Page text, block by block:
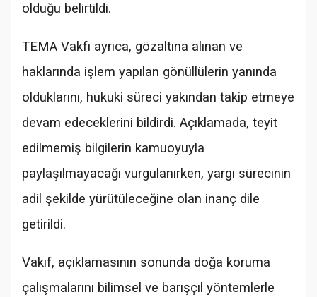
olduğu belirtildi.
TEMA Vakfı ayrıca, gözaltına alınan ve
haklarında işlem yapılan gönüllülerin yanında
olduklarını, hukuki süreci yakından takip etmeye
devam edeceklerini bildirdi. Açıklamada, teyit
edilmemiş bilgilerin kamuoyuyla
paylaşılmayacağı vurgulanırken, yargı sürecinin
adil şekilde yürütüleceğine olan inanç dile
getirildi.
Vakıf, açıklamasının sonunda doğa koruma
çalışmalarını bilimsel ve barışçıl yöntemlerle